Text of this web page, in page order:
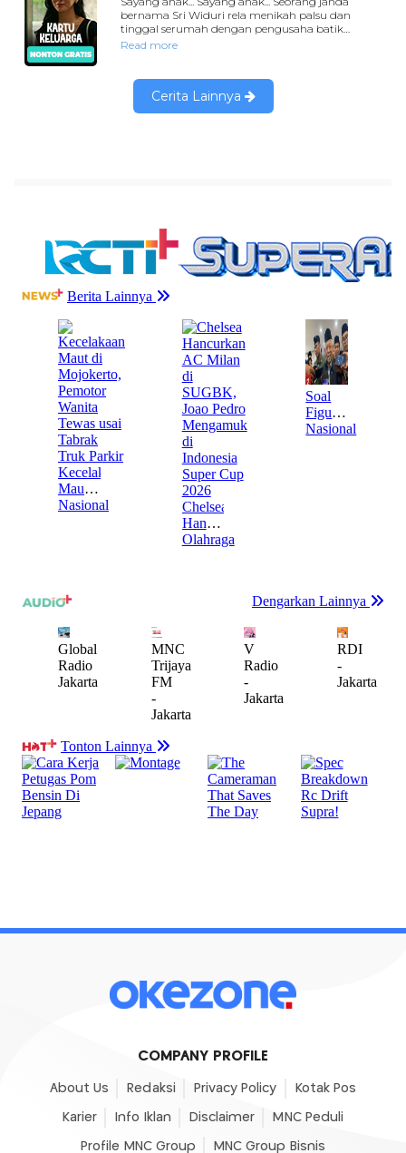
COMPANY PROFILE
About Us Redaksi Privacy Policy Kotak Pos
Karier Info Iklan Disclaimer MNC Peduli
Profile MNC Group MNC Group Bisnis